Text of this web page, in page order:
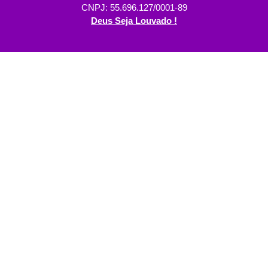
CNPJ: 55.696.127/0001-89
Deus Seja Louvado !